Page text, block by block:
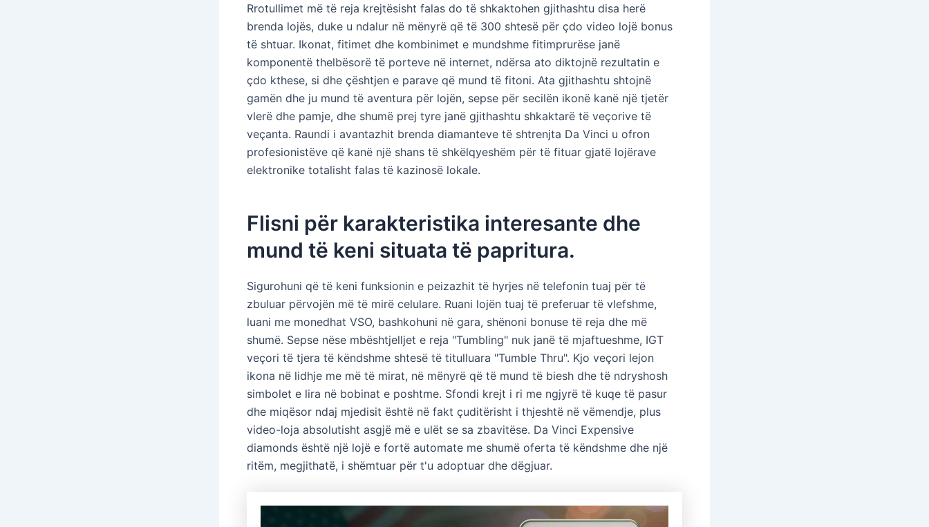
Rrotullimet më të reja krejtësisht falas do të shkaktohen gjithashtu disa herë
brenda lojës, duke u ndalur në mënyrë që të 300 shtesë për çdo video lojë bonus
të shtuar. Ikonat, fitimet dhe kombinimet e mundshme fitimprurëse janë
komponentë thelbësorë të porteve në internet, ndërsa ato diktojnë rezultatin e
çdo kthese, si dhe çështjen e parave që mund të fitoni. Ata gjithashtu shtojnë
gamën dhe ju mund të aventura për lojën, sepse për secilën ikonë kanë një tjetër
vlerë dhe pamje, dhe shumë prej tyre janë gjithashtu shkaktarë të veçorive të
veçanta. Raundi i avantazhit brenda diamanteve të shtrenjta Da Vinci u ofron
profesionistëve që kanë një shans të shkëlqyeshëm për të fituar gjatë lojërave
elektronike totalisht falas të kazinosë lokale.
Flisni për karakteristika interesante dhe
mund të keni situata të papritura.
Sigurohuni që të keni funksionin e peizazhit të hyrjes në telefonin tuaj për të
zbuluar përvojën më të mirë celulare. Ruani lojën tuaj të preferuar të vlefshme,
luani me monedhat VSO, bashkohuni në gara, shënoni bonuse të reja dhe më
shumë. Sepse nëse mbështjelljet e reja "Tumbling" nuk janë të mjaftueshme, IGT
veçori të tjera të këndshme shtesë të titulluara "Tumble Thru". Kjo veçori lejon
ikona në lidhje me më të mirat, në mënyrë që të mund të biesh dhe të ndryshosh
simbolet e lira në bobinat e poshtme. Sfondi krejt i ri me ngjyrë të kuqe të pasur
dhe miqësor ndaj mjedisit është në fakt çuditërisht i thjeshtë në vëmendje, plus
video-loja absolutisht asgjë më e ulët se sa zbavitëse. Da Vinci Expensive
diamonds është një lojë e fortë automate me shumë oferta të këndshme dhe një
ritëm, megjithatë, i shëmtuar për t'u adoptuar dhe dëgjuar.